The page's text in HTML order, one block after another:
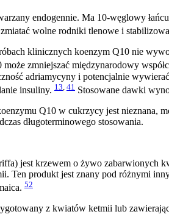
endogennie. Ma 10-węglowy
wolne rodniki tlenowe i
klinicznych koenzym Q10 nie
może zmniejszać międzynarodowy
adriamycyny i potencjalnie
insuliny. 13 41 Stosowane dawki
Q10 w cukrzycy jest nieznana,
długoterminowego stosowania.
jest krzewem o żywo zabarwionych
Ten produkt jest znany pod różnymi
52
z kwiatów ketmii lub